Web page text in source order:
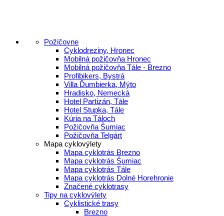
Požičovne
Cyklodreziny, Hronec
Mobilná požičovňa Hronec
Mobilná požičovňa Tále - Brezno
Profibikers, Bystrá
Villa Ďumbierka, Mýto
Hradisko, Nemecká
Hotel Partizán, Tále
Hotel Stupka, Tále
Kúria na Táloch
Požičovňa Šumiac
Požičovňa Telgárt
Mapa cyklovýlety
Mapa cyklotrás Brezno
Mapa cyklotrás Šumiac
Mapa cyklotrás Tále
Mapa cyklotrás Dolné Horehronie
Značené cyklotrasy
Tipy na cyklovýlety
Cyklistické trasy
Brezno